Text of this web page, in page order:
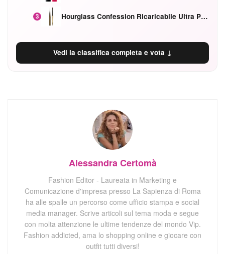
3 Hourglass Confession Ricaricabile Ultra Preciso Ad Alta Intensità Secretly Classic Red
Vedi la classifica completa e vota ↓
Alessandra Certomà
Fashion Editor - Laureata in Marketing e
Comunicazione d'impresa presso La Sapienza di Roma
ha alle spalle un percorso come ufficio stampa e social
media manager. Scrive articoli sul tema moda e segue
con molta attenzione le ultime tendenze del mondo Vip.
Fashion addicted, ama lo shopping online e giocare con
outfit tutti diversi!